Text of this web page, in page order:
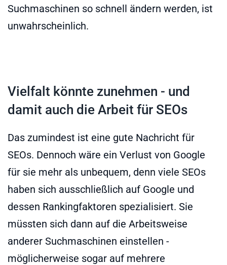
Suchmaschinen so schnell ändern werden, ist
unwahrscheinlich.
Vielfalt könnte zunehmen - und
damit auch die Arbeit für SEOs
Das zumindest ist eine gute Nachricht für
SEOs. Dennoch wäre ein Verlust von Google
für sie mehr als unbequem, denn viele SEOs
haben sich ausschließlich auf Google und
dessen Rankingfaktoren spezialisiert. Sie
müssten sich dann auf die Arbeitsweise
anderer Suchmaschinen einstellen -
möglicherweise sogar auf mehrere